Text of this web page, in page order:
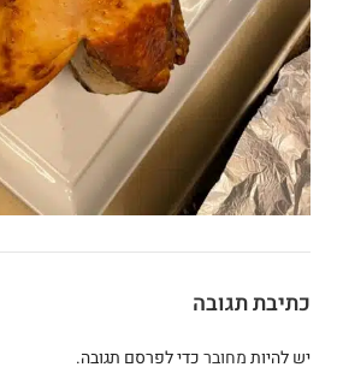
כתיבת תגובה
יש להיותמחוברכדי לפרסם תגובה.